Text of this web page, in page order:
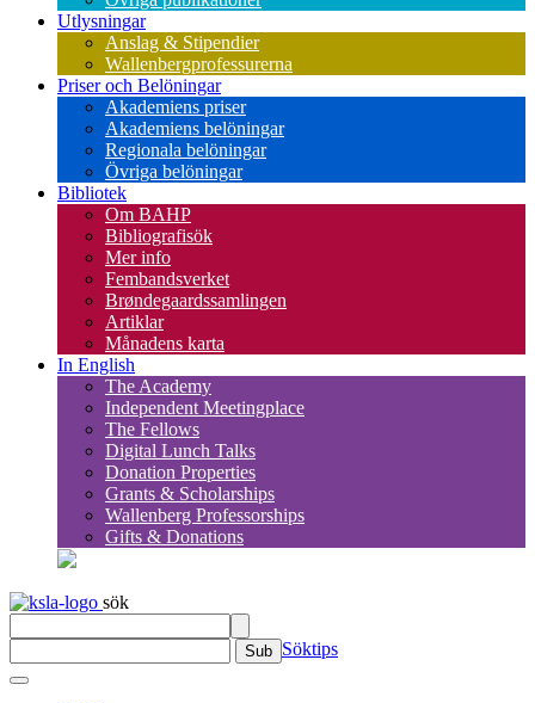
Utlysningar
Anslag & Stipendier
Wallenbergprofessurerna
Priser och Belöningar
Akademiens priser
Akademiens belöningar
Regionala belöningar
Övriga belöningar
Bibliotek
Om BAHP
Bibliografisök
Mer info
Fembandsverket
Brøndegaardssamlingen
Artiklar
Månadens karta
In English
The Academy
Independent Meetingplace
The Fellows
Digital Lunch Talks
Donation Properties
Grants & Scholarships
Wallenberg Professorships
Gifts & Donations
sök
Sub Söktips